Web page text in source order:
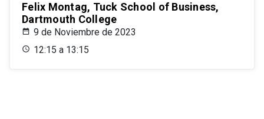
Felix Montag, Tuck School of Business,
Dartmouth College
9 de Noviembre de 2023
12:15 a 13:15